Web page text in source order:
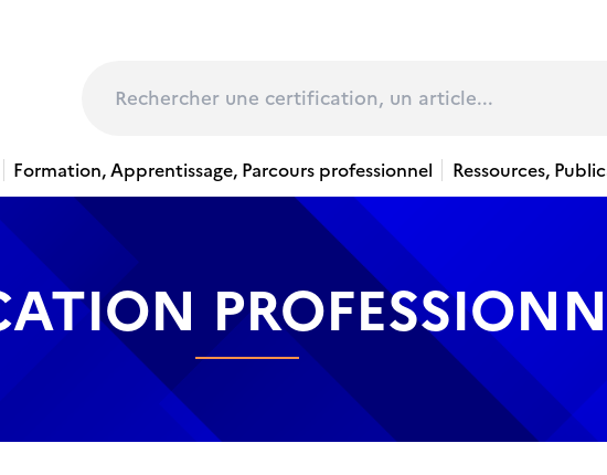
Formation, Apprentissage, Parcours professionnel Ressources,